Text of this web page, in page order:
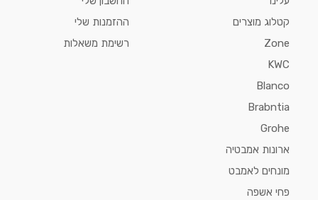
קטלוג מוצרים
Zone
KWC
Blanco
Brabntia
Grohe
ארונות אמבטיה
מונחים לאמבט
פחי אשפה
ההזמנות שלי
רשימת משאלות